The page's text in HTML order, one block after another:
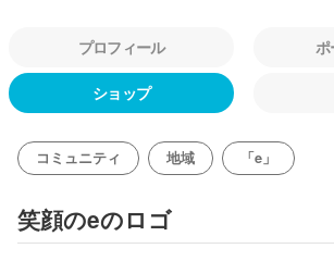
プロフィール
ショップ
コミュニティ 地域 「e」
笑顔のeのロゴ